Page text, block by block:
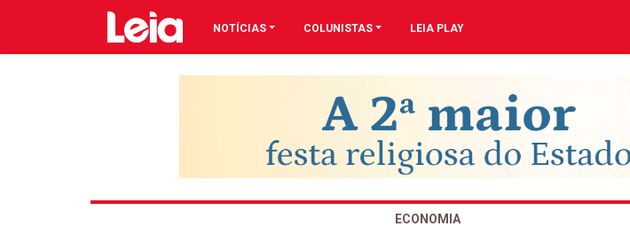
NOTÍCIAS COLUNISTAS LEIA PLAY
ECONOMIA